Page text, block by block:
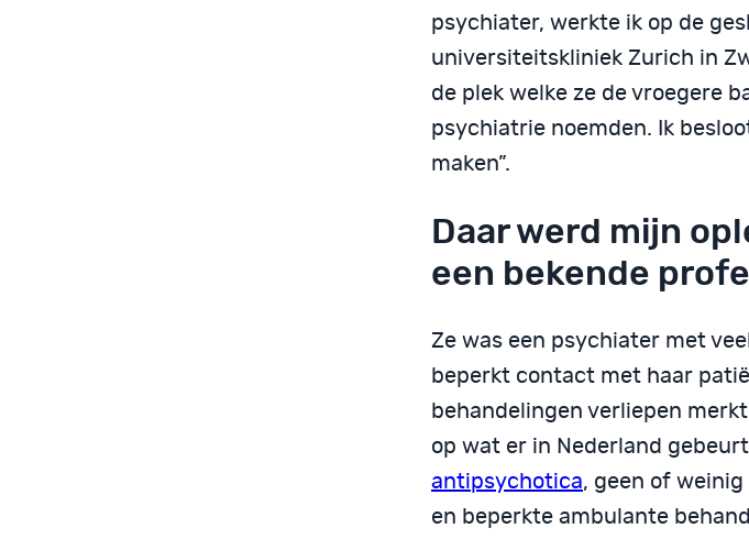
psychiater, werkte ik op de
universiteitskliniek Zurich in
de plek welke ze de vroegere
psychiatrie noemden. Ik
maken”.
Daar werd mijn
een bekende
Ze was een psychiater met
beperkt contact met haar
behandelingen verliepen
op wat er in Nederland
antipsychotica, geen of
en beperkte ambulante